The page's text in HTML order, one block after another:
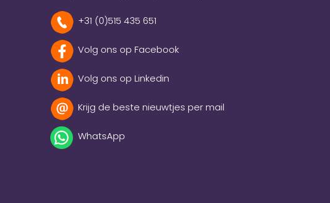
+31 (0)515 435 651
Volg ons op Facebook
Volg ons op Linkedin
Krijg de beste nieuwtjes per mail
WhatsApp